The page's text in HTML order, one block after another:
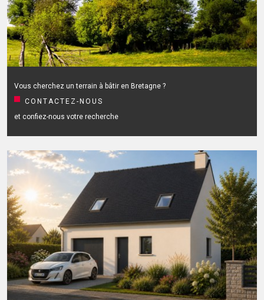
Vous cherchez un terrain à bâtir en Bretagne ?
CONTACTEZ-NOUS
et confiez-nous votre recherche